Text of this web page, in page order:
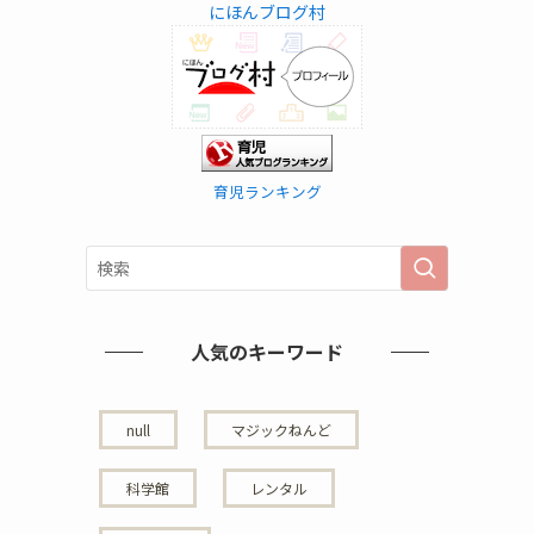
にほんブログ村
育児ランキング
人気のキーワード
null マジックねんど
科学館 レンタル